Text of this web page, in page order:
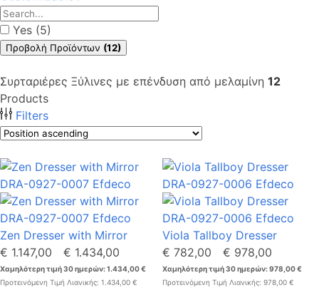
Yes (5)
Προβολή Προϊόντων (12)
Συρταριέρες Ξύλινες με επένδυση από μελαμίνη 12
Products
Filters
Zen Dresser with Mirror
€ 1.147,00
€ 1.434,00
Χαμηλότερη τιμή 30 ημερών: 1.434,00 €
Προτεινόμενη Τιμή Λιανικής: 1.434,00 €
Viola Tallboy Dresser
€ 782,00
€ 978,00
Χαμηλότερη τιμή 30 ημερών: 978,00 €
Προτεινόμενη Τιμή Λιανικής: 978,00 €